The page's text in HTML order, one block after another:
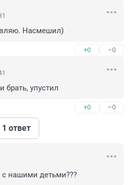
Насмешил)
+0 –0
брать, упустил
+0 –0
ответ
с нашими детьми???